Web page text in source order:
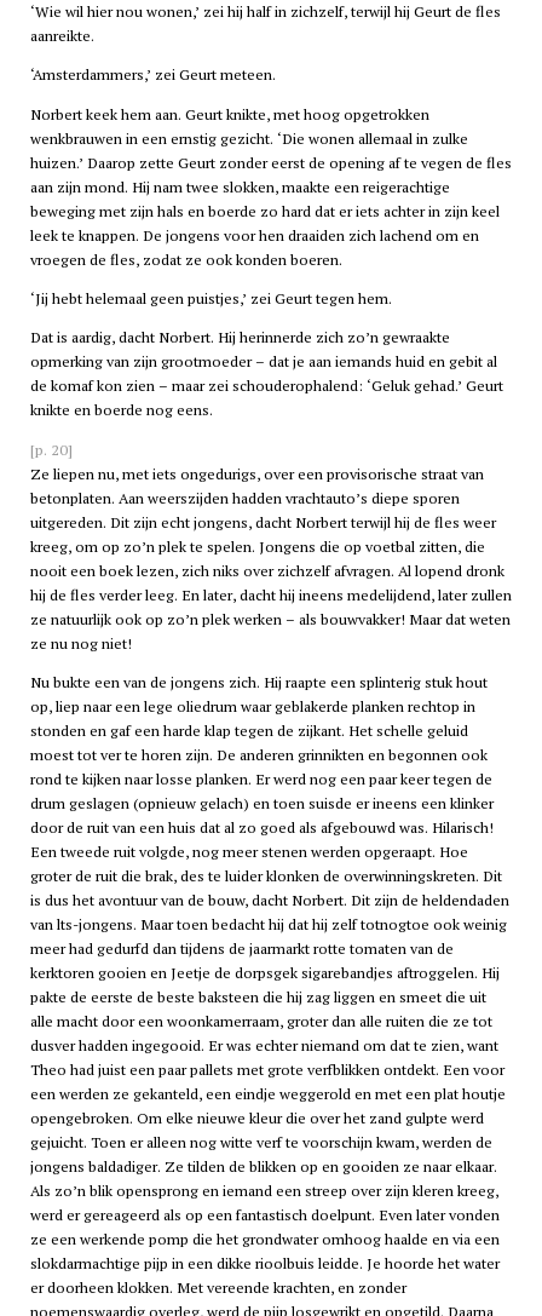
‘Wie wil hier nou wonen,’ zei hij half in zichzelf, terwijl hij Geurt de fles
aanreikte.
‘Amsterdammers,’ zei Geurt meteen.
Norbert keek hem aan. Geurt knikte, met hoog opgetrokken
wenkbrauwen in een ernstig gezicht. ‘Die wonen allemaal in zulke
huizen.’ Daarop zette Geurt zonder eerst de opening af te vegen de fles
aan zijn mond. Hij nam twee slokken, maakte een reigerachtige
beweging met zijn hals en boerde zo hard dat er iets achter in zijn keel
leek te knappen. De jongens voor hen draaiden zich lachend om en
vroegen de fles, zodat ze ook konden boeren.
‘Jij hebt helemaal geen puistjes,’ zei Geurt tegen hem.
Dat is aardig, dacht Norbert. Hij herinnerde zich zo’n gewraakte
opmerking van zijn grootmoeder – dat je aan iemands huid en gebit al
de komaf kon zien – maar zei schouderophalend: ‘Geluk gehad.’ Geurt
knikte en boerde nog eens.
[p. 20]
Ze liepen nu, met iets ongedurigs, over een provisorische straat van
betonplaten. Aan weerszijden hadden vrachtauto’s diepe sporen
uitgereden. Dit zijn echt jongens, dacht Norbert terwijl hij de fles weer
kreeg, om op zo’n plek te spelen. Jongens die op voetbal zitten, die
nooit een boek lezen, zich niks over zichzelf afvragen. Al lopend dronk
hij de fles verder leeg. En later, dacht hij ineens medelijdend, later zullen
ze natuurlijk ook op zo’n plek werken – als bouwvakker! Maar dat weten
ze nu nog niet!
Nu bukte een van de jongens zich. Hij raapte een splinterig stuk hout
op, liep naar een lege oliedrum waar geblakerde planken rechtop in
stonden en gaf een harde klap tegen de zijkant. Het schelle geluid
moest tot ver te horen zijn. De anderen grinnikten en begonnen ook
rond te kijken naar losse planken. Er werd nog een paar keer tegen de
drum geslagen (opnieuw gelach) en toen suisde er ineens een klinker
door de ruit van een huis dat al zo goed als afgebouwd was. Hilarisch!
Een tweede ruit volgde, nog meer stenen werden opgeraapt. Hoe
groter de ruit die brak, des te luider klonken de overwinningskreten. Dit
is dus het avontuur van de bouw, dacht Norbert. Dit zijn de heldendaden
vanlts-jongens. Maar toen bedacht hij dat hij zelf totnogtoe ook weinig
meer had gedurfd dan tijdens de jaarmarkt rotte tomaten van de
kerktoren gooien en Jeetje de dorpsgek sigarebandjes aftroggelen. Hij
pakte de eerste de beste baksteen die hij zag liggen en smeet die uit
alle macht door een woonkamerraam, groter dan alle ruiten die ze tot
dusver hadden ingegooid. Er was echter niemand om dat te zien, want
Theo had juist een paar pallets met grote verfblikken ontdekt. Een voor
een werden ze gekanteld, een eindje weggerold en met een plat houtje
opengebroken. Om elke nieuwe kleur die over het zand gulpte werd
gejuicht. Toen er alleen nog witte verf te voorschijn kwam, werden de
jongens baldadiger. Ze tilden de blikken op en gooiden ze naar elkaar.
Als zo’n blik opensprong en iemand een streep over zijn kleren kreeg,
werd er gereageerd als op een fantastisch doelpunt. Even later vonden
ze een werkende pomp die het grondwater omhoog haalde en via een
slokdarmachtige pijp in een dikke rioolbuis leidde. Je hoorde het water
er doorheen klokken. Met vereende krachten, en zonder
noemenswaardig overleg, werd de pijp losgewrikt en opgetild. Daarna